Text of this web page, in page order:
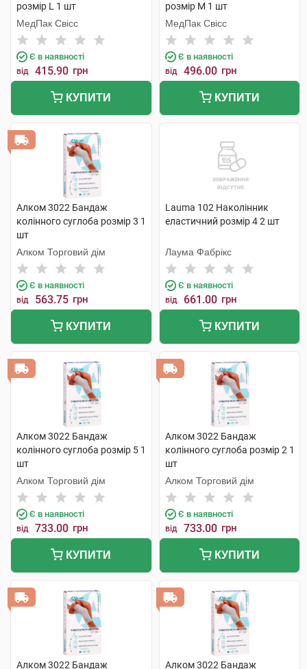
розмір L 1 шт
МедПак Свісс
Є в наявності
від 415.90 грн
КУПИТИ
розмір M 1 шт
МедПак Свісс
Є в наявності
від 496.00 грн
КУПИТИ
Алком 3022 Бандаж
колінного суглоба розмір 3 1
шт
Алком Торговий дім
Є в наявності
від 563.75 грн
КУПИТИ
Lauma 102 Наколінник
еластичний розмір 4 2 шт
Лаума Фабрікс
Є в наявності
від 661.00 грн
КУПИТИ
Алком 3022 Бандаж
колінного суглоба розмір 5 1
шт
Алком Торговий дім
Є в наявності
від 733.00 грн
КУПИТИ
Алком 3022 Бандаж
колінного суглоба розмір 2 1
шт
Алком Торговий дім
Є в наявності
від 733.00 грн
КУПИТИ
Алком 3022 Бандаж
Алком 3022 Бандаж